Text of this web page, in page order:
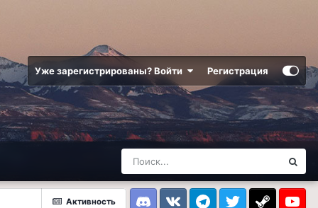
Уже зарегистрированы? Войти Регистрация
Активность